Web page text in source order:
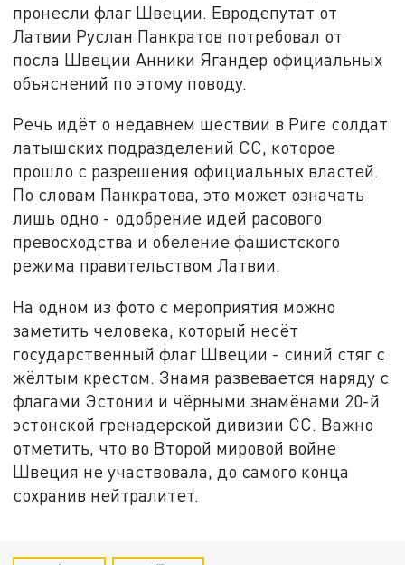
пронесли флаг Швеции. Евродепутат от
Латвии Руслан Панкратов потребовал от
посла Швеции Анники Ягандер официальных
объяснений по этому поводу.
Речь идёт о недавнем шествии в Риге солдат
латышских подразделений СС, которое
прошло с разрешения официальных властей.
По словам Панкратова, это может означать
лишь одно - одобрение идей расового
превосходства и обеление фашистского
режима правительством Латвии.
На одном из фото с мероприятия можно
заметить человека, который несёт
государственный флаг Швеции - синий стяг с
жёлтым крестом. Знамя развевается наряду с
флагами Эстонии и чёрными знамёнами 20-й
эстонской гренадерской дивизии СС. Важно
отметить, что во Второй мировой войне
Швеция не участвовала, до самого конца
сохранив нейтралитет.